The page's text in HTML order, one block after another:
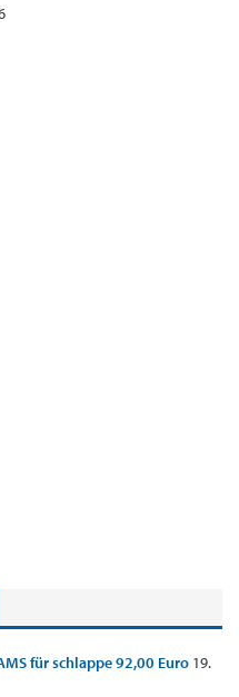
für schlappe 92,00 Euro 19.